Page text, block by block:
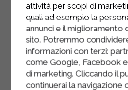
Cuocere in forno
gradi per circa 35/
Controllare la
con uno stecco.
Sfornare e lasciare
attività per scopi di
quali ad esempio la
annunci e il miglioramento
sito. Potremmo
informazioni con terzi:
come Google, Facebook
di marketing. Cliccando il
continuerai la navigazione